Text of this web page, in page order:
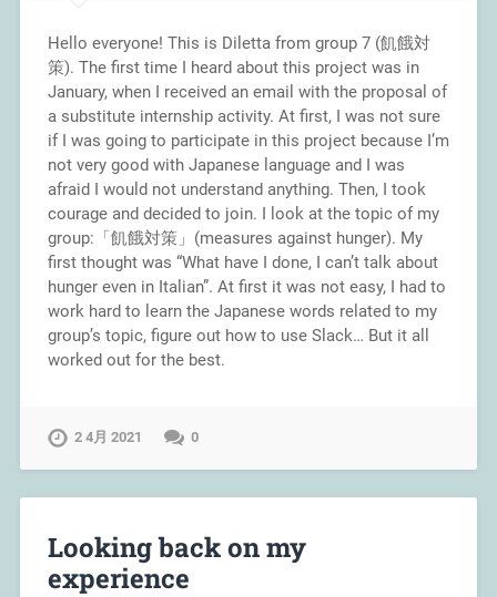
Hello everyone! This is Diletta from group 7 (飢餓対
策). The first time I heard about this project was in
January, when I received an email with the proposal of
a substitute internship activity. At first, I was not sure
if I was going to participate in this project because I’m
not very good with Japanese language and I was
afraid I would not understand anything. Then, I took
courage and decided to join. I look at the topic of my
group:「飢餓対策」(measures against hunger). My
first thought was “What have I done, I can’t talk about
hunger even in Italian”. At first it was not easy, I had to
work hard to learn the Japanese words related to my
group’s topic, figure out how to use Slack… But it all
worked out for the best.
2 4月 2021 0
Looking back on my
experience